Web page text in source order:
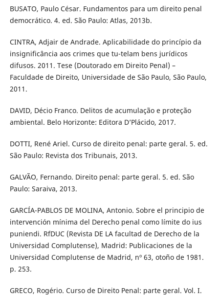
BUSATO, Paulo César. Fundamentos para um direito penal
democrático. 4. ed. São Paulo: Atlas, 2013b.
CINTRA, Adjair de Andrade. Aplicabilidade do princípio da
insignificância aos crimes que tu-telam bens jurídicos
difusos. 2011. Tese (Doutorado em Direito Penal) –
Faculdade de Direito, Universidade de São Paulo, São Paulo,
2011.
DAVID, Décio Franco. Delitos de acumulação e proteção
ambiental. Belo Horizonte: Editora D’Plácido, 2017.
DOTTI, René Ariel. Curso de direito penal: parte geral. 5. ed.
São Paulo: Revista dos Tribunais, 2013.
GALVÃO, Fernando. Direito penal: parte geral. 5. ed. São
Paulo: Saraiva, 2013.
GARCÍA-PABLOS DE MOLINA, Antonio. Sobre el principio de
intervención mínima del Derecho penal como límite do ius
puniendi. RfDUC (Revista DE LA facultad de Derecho de la
Universidad Complutense), Madrid: Publicaciones de la
Universidad Complutense de Madrid, nº 63, otoño de 1981.
p. 253.
GRECO, Rogério. Curso de Direito Penal: parte geral. Vol. I.